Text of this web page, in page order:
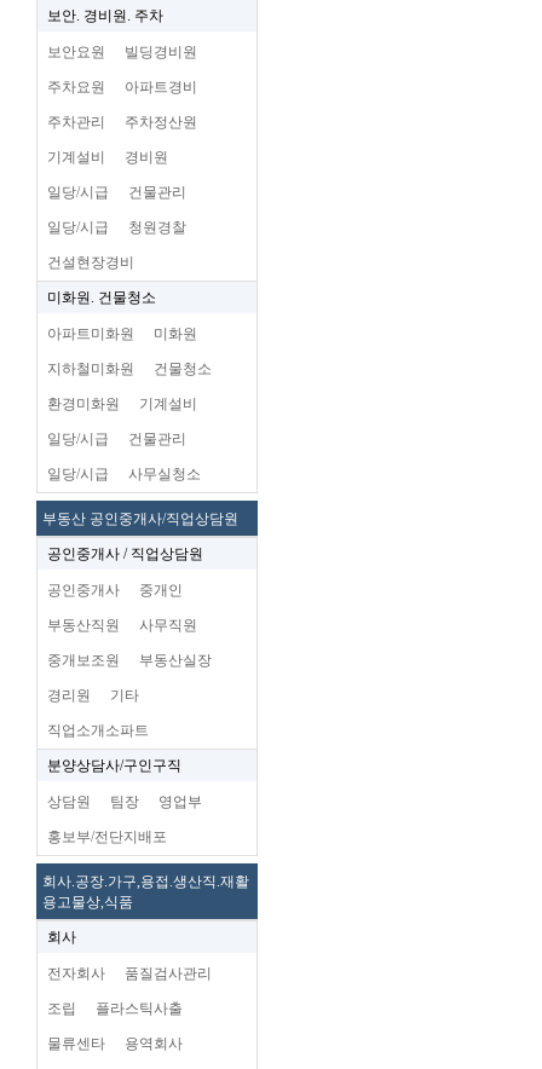
보안. 경비원. 주차
보안요원 빌딩경비원
주차요원 아파트경비
주차관리 주차정산원
기계설비 경비원
일당/시급 건물관리
일당/시급 청원경찰
건설현장경비
미화원. 건물청소
아파트미화원 미화원
지하철미화원 건물청소
환경미화원 기계설비
일당/시급 건물관리
일당/시급 사무실청소
부동산 공인중개사/직업상담원
공인중개사 / 직업상담원
공인중개사 중개인
부동산직원 사무직원
중개보조원 부동산실장
경리원 기타
직업소개소파트
분양상담사/구인구직
상담원 팀장 영업부
홍보부/전단지배포
회사.공장.가구,용접.생산직.재활
용고물상,식품
회사
전자회사 품질검사관리
조립 플라스틱사출
물류센타 용역회사